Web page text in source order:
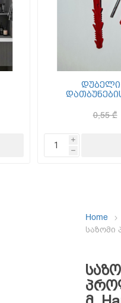
კედლის შემოსვები
დუბელი
0,55 ₾
i
h
Home
საზომი